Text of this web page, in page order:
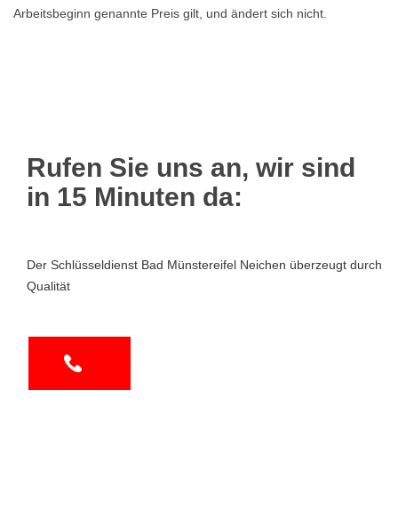
Arbeitsbeginn genannte Preis gilt, und ändert sich nicht.
Rufen Sie uns an, wir sind
in 15 Minuten da:
Der Schlüsseldienst Bad Münstereifel Neichen überzeugt durch
Qualität